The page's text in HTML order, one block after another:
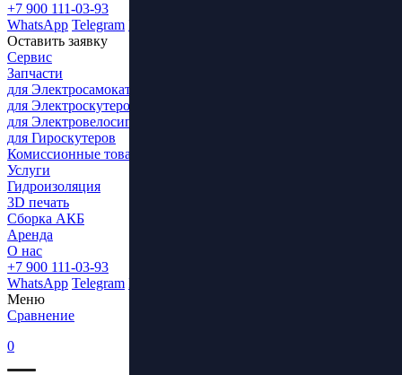
+7 900 111-03-93
WhatsApp Telegram ВКонтакте
Оставить заявку
Сервис
Запчасти
для Электросамокатов
для Электроскутеров
для Электровелосипедов
для Гироскутеров
Комиссионные товары
Услуги
Гидроизоляция
3D печать
Сборка АКБ
Аренда
О нас
+7 900 111-03-93
WhatsApp Telegram ВКонтакте
Меню
Сравнение
0